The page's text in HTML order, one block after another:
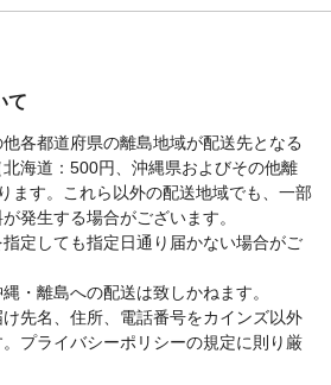
て
各都道府県の離島地域が配送先となる
海道：500円、沖縄県およびその他離
ます。これら以外の配送地域でも、一部
発生する場合がございます。
定しても指定日通り届かない場合がご
・離島への配送は致しかねます。
先名、住所、電話番号をカインズ以外
プライバシーポリシーの規定に則り厳